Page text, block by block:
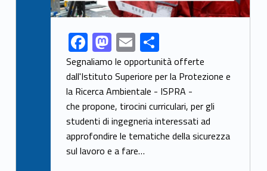
Link identifier share facebook archive #share-link-archive-42455F
ac
e
b
o
o
k
M
as
to
d
o
n
E
m
ai
l
S
h
ar
e
Segnaliamo le opportunità offerte
dall'Istituto Superiore per la Protezione e
la Ricerca Ambientale - ISPRA -
che propone, tirocini curriculari, per gli
studenti di ingegneria interessati ad
approfondire le tematiche della sicurezza
sul lavoro e a fare…